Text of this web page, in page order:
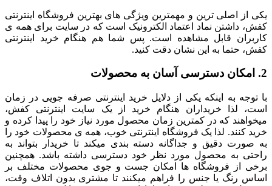
یکی از اصلی ترین و مهمترین ویژگی های بهترین فروشگاه اینترنتی
کفش، داشتن نماد اعتماد الکترونیک است که در سایت برای همه ی
کاربران قابل مشاهده است. پس شما هم هنگام خرید اینترنتی
کفش، حتما به این نشان دقت کنید.
2. امکان دسترسی آسان به محصولات
با توجه به اینکه یکی از دلایل خرید اینترنتی صرفه جویی در زمان
است، لذا خریداران هنگام خرید از یک سایت اینترنتی کفش،
میخواهند که در کمترین زمان محصول مورد نیاز خود را پیدا کرده و
خرید کنند. لذا یک فروشگاه اینترنتی خوب، همه ی محصولات خود را
به صورت دقیق و جداگانه دسته بندی میکند تا خریدار بتواند به
راحتی به محصول مورد نظر خود دسترسی داشته باشد. همچنین
برخی از فروشگاه ها امکان جست و جوی محصولات مختلف بر
اساس رنگ یا جنس را فراهم میکنند تا مشتری بدون اتلاف وقت،